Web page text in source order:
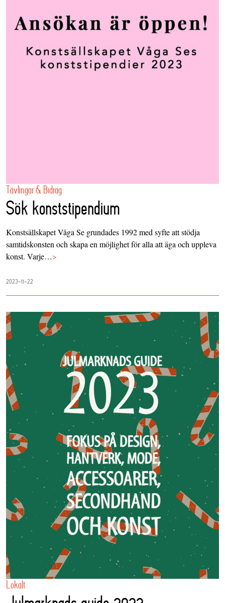
Tävlingar & Bidrag
Sök konststipendium
Konstsällskapet Våga Se grundades 1992 med syfte att stödja
samtidskonsten och skapa en möjlighet för alla att äga och uppleva
konst. Varje…>
2023-11-22
Lokalt